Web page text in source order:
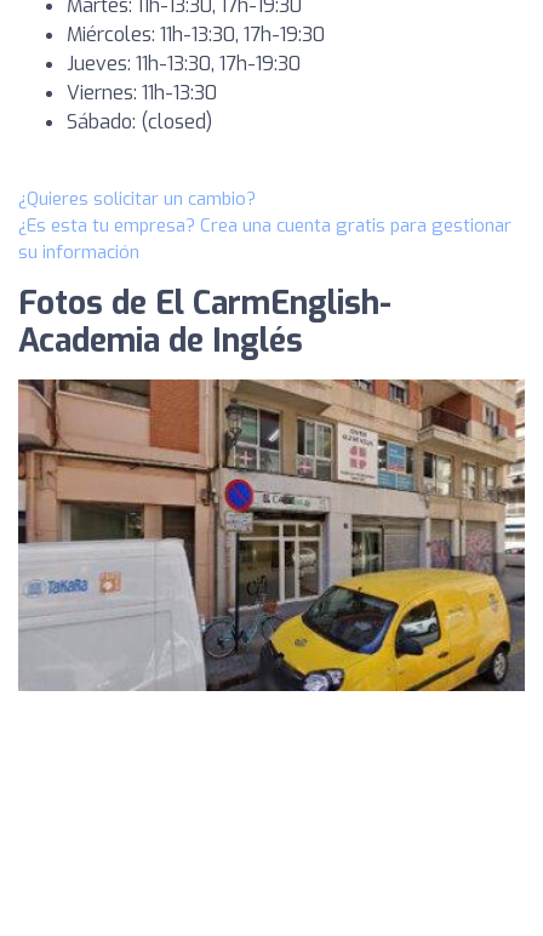
Martes: 11h-13:30, 17h-19:30
Miércoles: 11h-13:30, 17h-19:30
Jueves: 11h-13:30, 17h-19:30
Viernes: 11h-13:30
Sábado: (closed)
¿Quieres solicitar un cambio?
¿Es esta tu empresa? Crea una cuenta gratis para gestionar
su información
Fotos de El CarmEnglish-
Academia de Inglés